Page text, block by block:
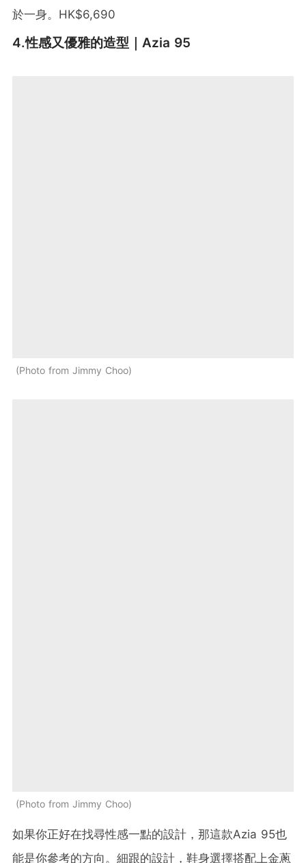
於一身。HK$6,690
4.性感又優雅的造型｜Azia 95
Photo from Jimmy Choo
Photo from Jimmy Choo
如果你正好在找尋性感一點的設計，那這款Azia 95也
能是你參考的方向。細跟的設計，鞋身選擇搭配上金蔥